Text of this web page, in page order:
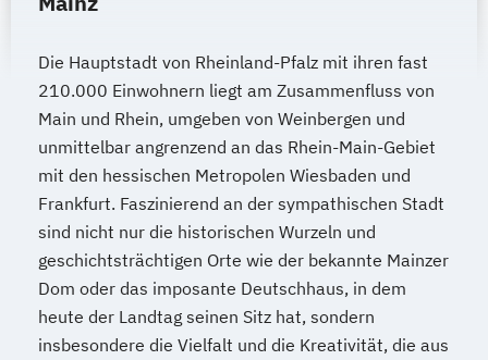
Die Hauptstadt von Rheinland-Pfalz mit ihren fast
210.000 Einwohnern liegt am Zusammenfluss von
Main und Rhein, umgeben von Weinbergen und
unmittelbar angrenzend an das Rhein-Main-Gebiet
mit den hessischen Metropolen Wiesbaden und
Frankfurt. Faszinierend an der sympathischen Stadt
sind nicht nur die historischen Wurzeln und
geschichtsträchtigen Orte wie der bekannte Mainzer
Dom oder das imposante Deutschhaus, in dem
heute der Landtag seinen Sitz hat, sondern
insbesondere die Vielfalt und die Kreativität, die aus